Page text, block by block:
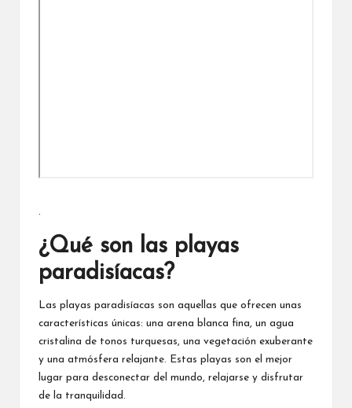
.
¿Qué son las playas
paradisíacas?
Las playas paradisíacas son aquellas que ofrecen unas
características únicas: una arena blanca fina, un agua
cristalina de tonos turquesas, una vegetación exuberante
y una atmósfera relajante. Estas playas son el mejor
lugar para desconectar del mundo, relajarse y disfrutar
de la tranquilidad.